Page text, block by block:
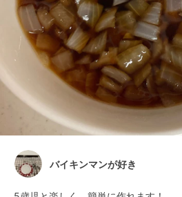
バイキンマンが好き